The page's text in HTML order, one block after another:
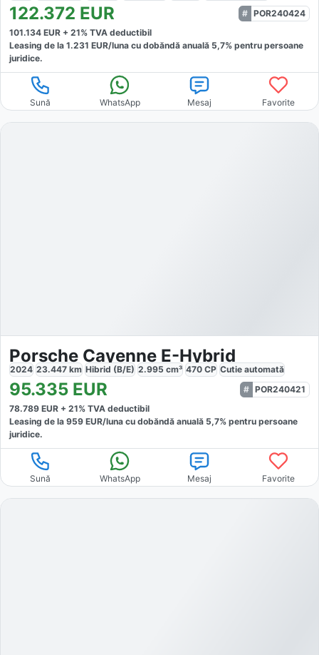
122.372 EUR
POR240424
101.134 EUR + 21% TVA deductibil
Leasing de la 1.231 EUR/luna cu dobăndă anuală 5,7% pentru persoane
juridice.
Sună WhatsApp Mesaj Favorite
Porsche Cayenne E-Hybrid
2024 23.447 km Hibrid (B/E) 2.995 cm³ 470 CP Cutie automată
95.335 EUR
POR240421
78.789 EUR + 21% TVA deductibil
Leasing de la 959 EUR/luna cu dobăndă anuală 5,7% pentru persoane
juridice.
Sună WhatsApp Mesaj Favorite